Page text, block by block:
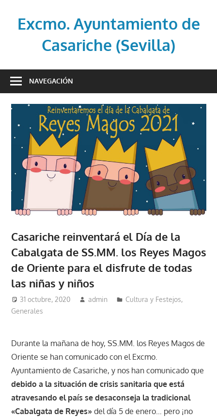
contenidoExcmo. Ayuntamiento de
Casariche (Sevilla)
oficial
Ayuntamiento
Casariche
(Sevilla)
NAVEGACIÓN
Casariche reinventará el Día de la
Cabalgata de SS.MM. los Reyes Magos
de Oriente para el disfrute de todas
las niñas y niños
31 octubre, 2020 admin Cultura y Festejos,
Generales
Durante la mañana de hoy, SS.MM. los Reyes Magos de
Oriente se han comunicado con el Excmo.
Ayuntamiento de Casariche, y nos han comunicado que
debido a la situación de crisis sanitaria que está
atravesando el país se desaconseja la tradicional
«Cabalgata de Reyes»del día 5 de enero… pero ¡no